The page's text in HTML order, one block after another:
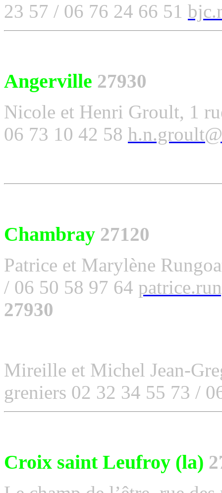
23 57 / 06 76 24 66 51
Angerville 27930
Nicole et Henri Groult, 1
06 73 10 42 58
Chambray 27120
Patrice et Marylène
/ 06 50 58 97 64
27930
Mireille et Michel Jean-
greniers 02 32 34 55 73 /
Croix saint Leufroy (la)